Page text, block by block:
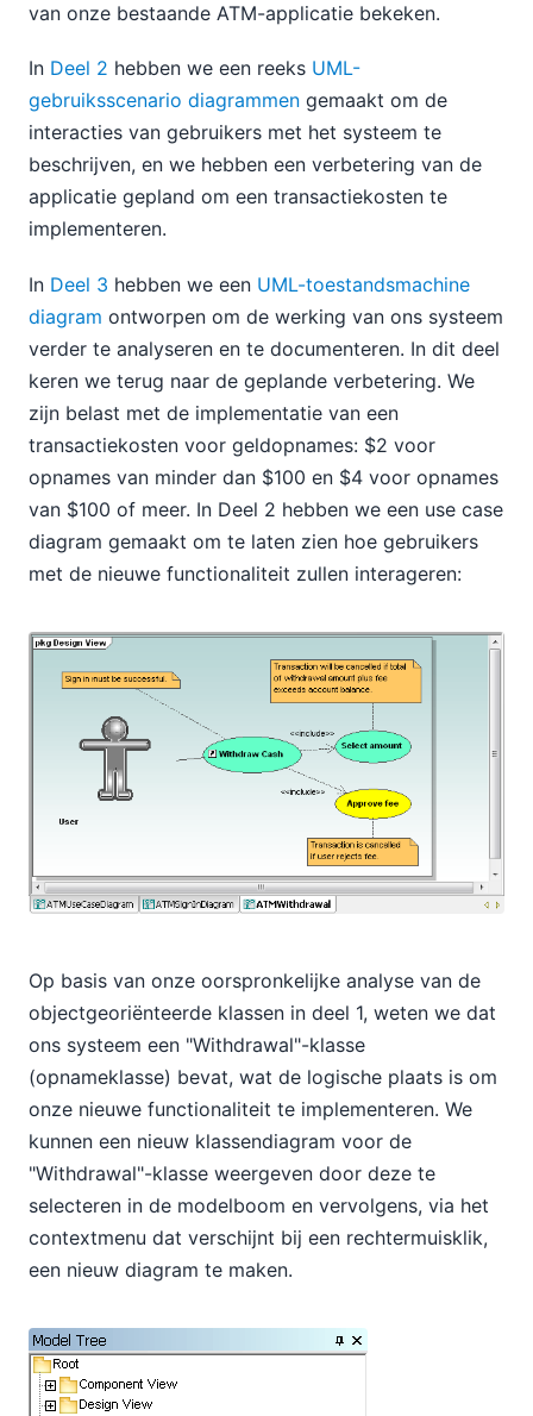
van onze bestaande ATM-applicatie bekeken.
In Deel 2 hebben we een reeks UML-
gebruiksscenario diagrammen gemaakt om de
interacties van gebruikers met het systeem te
beschrijven, en we hebben een verbetering van de
applicatie gepland om een transactiekosten te
implementeren.
In Deel 3 hebben we een UML-toestandsmachine
diagram ontworpen om de werking van ons systeem
verder te analyseren en te documenteren. In dit deel
keren we terug naar de geplande verbetering. We
zijn belast met de implementatie van een
transactiekosten voor geldopnames: $2 voor
opnames van minder dan $100 en $4 voor opnames
van $100 of meer. In Deel 2 hebben we een use case
diagram gemaakt om te laten zien hoe gebruikers
met de nieuwe functionaliteit zullen interageren:
Op basis van onze oorspronkelijke analyse van de
objectgeoriënteerde klassen in deel 1, weten we dat
ons systeem een "Withdrawal"-klasse
(opnameklasse) bevat, wat de logische plaats is om
onze nieuwe functionaliteit te implementeren. We
kunnen een nieuw klassendiagram voor de
"Withdrawal"-klasse weergeven door deze te
selecteren in de modelboom en vervolgens, via het
contextmenu dat verschijnt bij een rechtermuisklik,
een nieuw diagram te maken.